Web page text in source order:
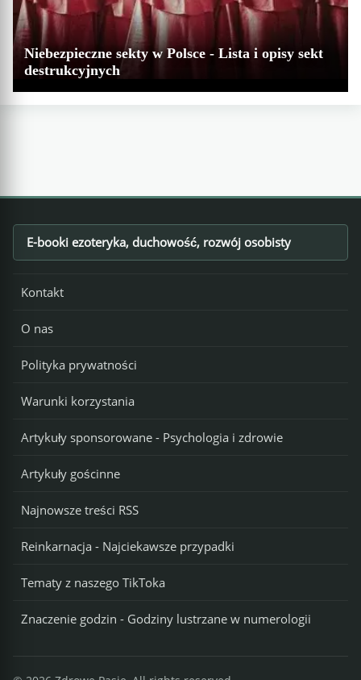
Niebezpieczne sekty w Polsce - Lista i opisy sekt
destrukcyjnych
Footer
E-booki ezoteryka, duchowość, rozwój osobisty
Kontakt
O nas
Polityka prywatności
Warunki korzystania
Artykuły sponsorowane - Psychologia i zdrowie
Artykuły gościnne
Najnowsze treści RSS
Reinkarnacja - Najciekawsze przypadki
Tematy z naszego TikToka
Znaczenie godzin - Godziny lustrzane w numerologii